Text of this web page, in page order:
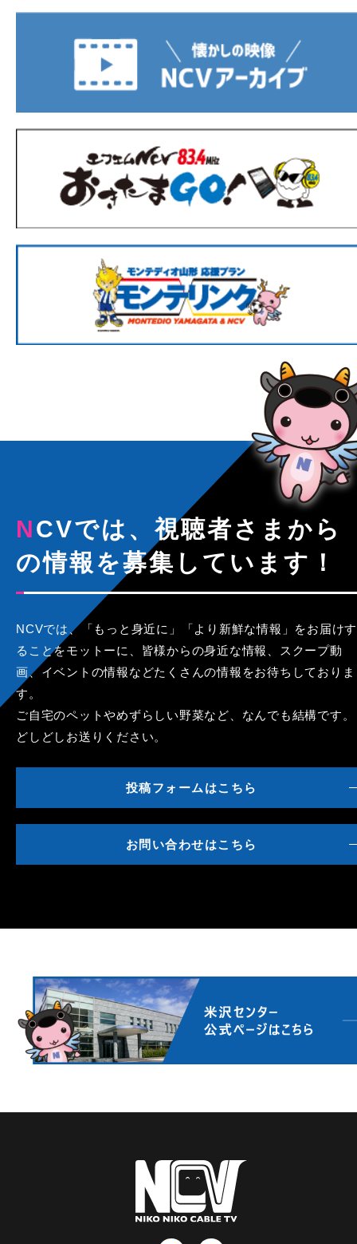
NCVでは、視聴者さまから
の情報を募集しています！
NCVでは、「もっと身近に」「より新鮮な情報」をお届けす
ることをモットーに、皆様からの身近な情報、スクープ動
画、イベントの情報などたくさんの情報をお待ちしておりま
す。
ご自宅のペットやめずらしい野菜など、なんでも結構です。
どしどしお送りください。
投稿フォームはこちら
お問い合わせはこちら